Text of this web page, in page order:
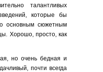
талантливых
которые бы
основным сюжетным
Хорошо, просто, как
но очень бедная и
почти всегда